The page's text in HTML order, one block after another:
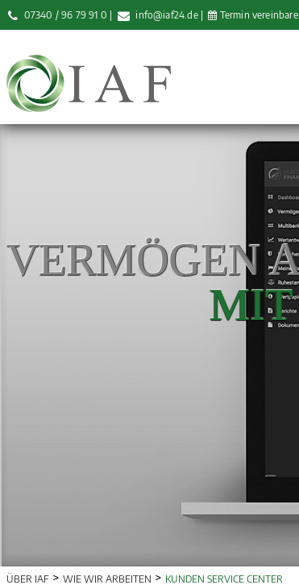
07340 / 96 79 91 0 info@iaf24.de| Termin
VERMÖGEN
ÜBER IAF WIE WIR ARBEITEN KUNDEN SERVICE CENTER